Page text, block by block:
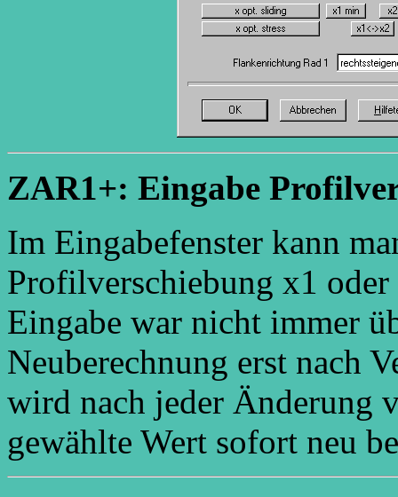
ZAR1+: Eingabe
Im Eingabefenster kann
Profilverschiebung x1
Eingabe war nicht immer
Neuberechnung erst nach
wird nach jeder Änderung
gewählte Wert sofort neu